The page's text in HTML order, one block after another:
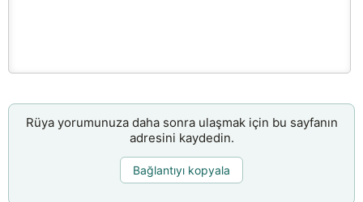
Rüya yorumunuza daha sonra ulaşmak için bu sayfanın
adresini kaydedin.
Bağlantıyı kopyala